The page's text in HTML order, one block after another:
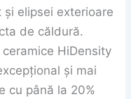
elipsei exterioare
de căldură.
HiDensity
și mai
cu până la 20%